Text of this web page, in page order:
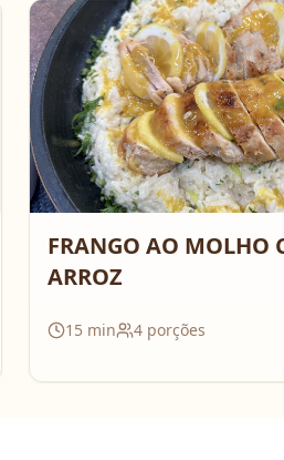
FRANGO AO MOLHO
ARROZ
15min 4porções